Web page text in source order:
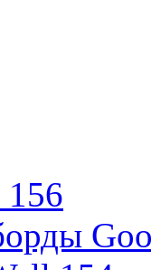
156